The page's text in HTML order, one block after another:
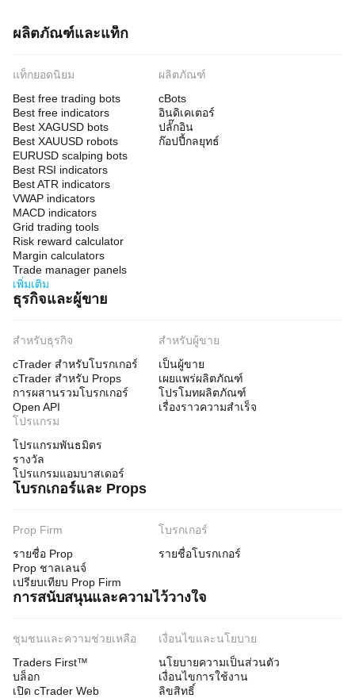
ผลิตภัณฑ์และแท็ก
แท็กยอดนิยม
Best free trading bots
Best free indicators
Best XAGUSD bots
Best XAUUSD robots
EURUSD scalping bots
Best RSI indicators
Best ATR indicators
VWAP indicators
MACD indicators
Grid trading tools
Risk reward calculator
Margin calculators
Trade manager panels
เพิ่มเติม
ผลิตภัณฑ์
cBots
อินดิเคเตอร์
ปลั๊กอิน
ก๊อปปี้กลยุทธ์
ธุรกิจและผู้ขาย
สำหรับธุรกิจ
cTrader สำหรับโบรกเกอร์
cTrader สำหรับ Props
การผสานรวมโบรกเกอร์
Open API
สำหรับผู้ขาย
เป็นผู้ขาย
เผยแพร่ผลิตภัณฑ์
โปรโมทผลิตภัณฑ์
เรื่องราวความสำเร็จ
โปรแกรม
โปรแกรมพันธมิตร
รางวัล
โปรแกรมแอมบาสเดอร์
โบรกเกอร์และ Props
Prop Firm
รายชื่อ Prop
Prop ชาลเลนจ์
เปรียบเทียบ Prop Firm
โบรกเกอร์
รายชื่อโบรกเกอร์
การสนับสนุนและความไว้วางใจ
ชุมชนและความช่วยเหลือ
Traders First™
บล็อก
เปิด cTrader Web
เงื่อนไขและนโยบาย
นโยบายความเป็นส่วนตัว
เงื่อนไขการใช้งาน
ลิขสิทธิ์